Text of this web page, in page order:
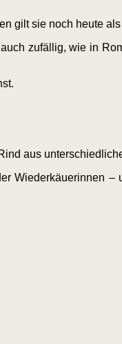
gilt sie noch heute
zufällig, wie in
aus
Wiederkäuerinnen –